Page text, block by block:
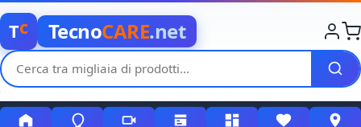
Tc TecnoCARE.net